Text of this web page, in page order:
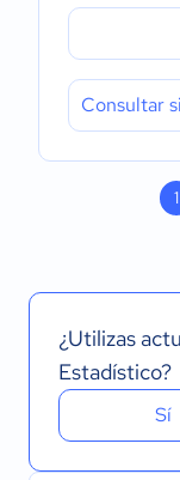
Consultar
1
¿Utilizas
Estadístico?
Sí